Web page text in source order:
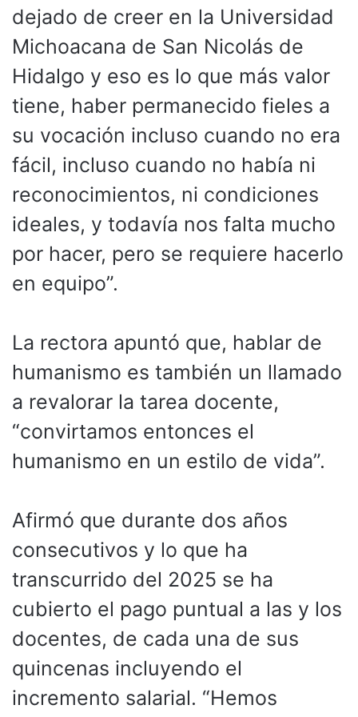
dejado de creer en la Universidad
Michoacana de San Nicolás de
Hidalgo y eso es lo que más valor
tiene, haber permanecido fieles a
su vocación incluso cuando no era
fácil, incluso cuando no había ni
reconocimientos, ni condiciones
ideales, y todavía nos falta mucho
por hacer, pero se requiere hacerlo
en equipo”.
La rectora apuntó que, hablar de
humanismo es también un llamado
a revalorar la tarea docente,
“convirtamos entonces el
humanismo en un estilo de vida”.
Afirmó que durante dos años
consecutivos y lo que ha
transcurrido del 2025 se ha
cubierto el pago puntual a las y los
docentes, de cada una de sus
quincenas incluyendo el
incremento salarial. “Hemos